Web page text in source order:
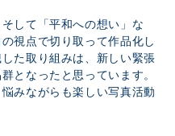
して「平和への想い」な
視点で切り取って作品化し
た取り組みは、新しい緊張
となったと思っています。
みながらも楽しい写真活動